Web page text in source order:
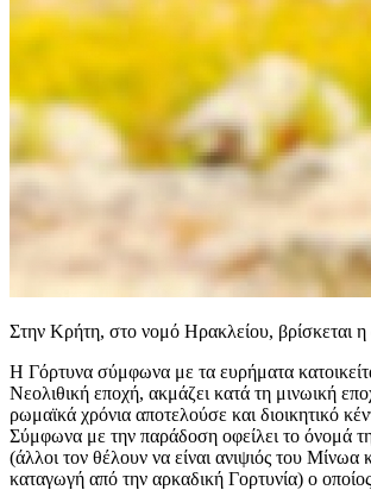
Στην Κρήτη, στο νομό Ηρακλείου, βρίσκεται η
Η Γόρτυνα σύμφωνα με τα ευρήματα
Νεολιθική εποχή, ακμάζει κατά τη μινωική
ρωμαϊκά χρόνια αποτελούσε και διοικητικό
Σύμφωνα με την παράδοση οφείλει το όνομά
(άλλοι τον θέλουν να είναι ανιψιός του Μίνωα
καταγωγή από την αρκαδική Γορτυνία) ο